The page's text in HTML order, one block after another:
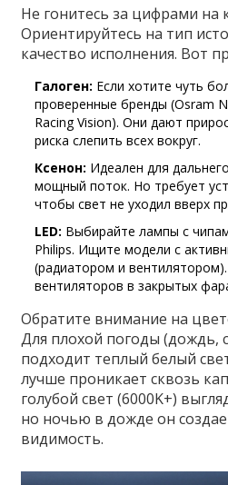
Не гонитесь за цифрами на
Ориентируйтесь на тип
качество исполнения. Вот
Галоген: Если хотите чуть
проверенные бренды (Osram
Racing Vision). Они дают
риска слепить всех вокруг.
Ксенон: Идеален для
мощный поток. Но требует
чтобы свет не уходил вверх
LED: Выбирайте лампы с
Philips. Ищите модели с
(радиатором и
вентиляторов в закрытых
Обратите внимание на
Для плохой погоды (дождь,
подходит теплый белый
лучше проникает сквозь
голубой свет (6000K+)
но ночью в дожде он
видимость.